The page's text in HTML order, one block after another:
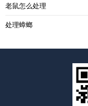
老鼠怎么处理
处理蟑螂